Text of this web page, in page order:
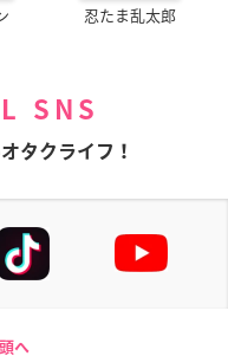
忍たま乱太郎
SNS
タクライフ！
へ